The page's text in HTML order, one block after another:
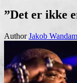
”Det er ikke
AuthorJakob Wandam